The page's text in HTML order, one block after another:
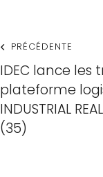
PRÉCÉDENTE
IDEC lance les
plateforme
INDUSTRIAL
(35)